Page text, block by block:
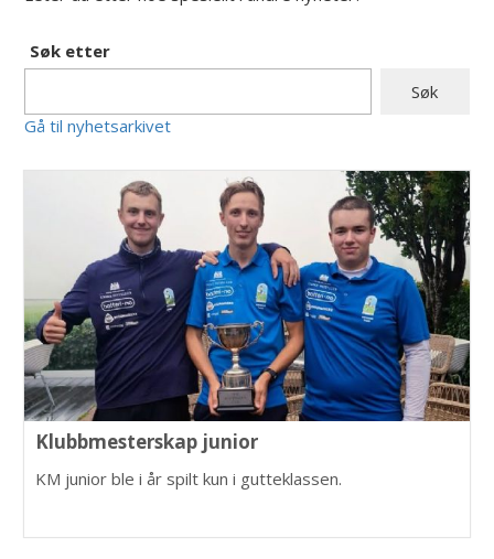
Søk etter
Gå til nyhetsarkivet
Klubbmesterskap junior
KM junior ble i år spilt kun i gutteklassen.